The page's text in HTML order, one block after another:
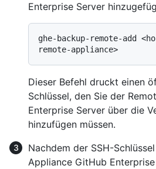
Enterprise Server
ghe-backup-remote-add
Dieser Befehl druckt einen
Schlüssel, den Sie der
Enterprise Server über die
hinzufügen müssen.
Nachdem der SSH-
Appliance GitHub